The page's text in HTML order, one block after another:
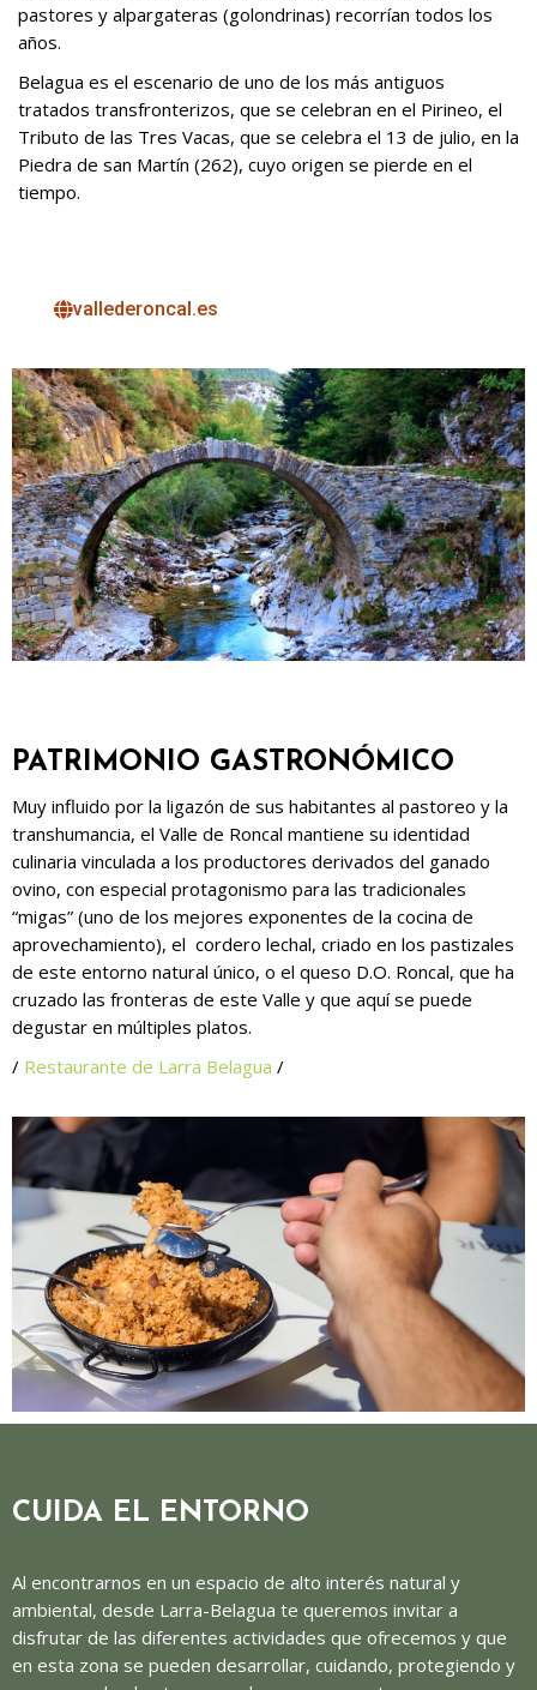
pastores y alpargateras (golondrinas) recorrían todos los
años.
Belagua es el escenario de uno de los más antiguos
tratados transfronterizos, que se celebran en el Pirineo, el
Tributo de las Tres Vacas, que se celebra el 13 de julio, en la
Piedra de san Martín (262), cuyo origen se pierde en el
tiempo.
vallederoncal.es
PATRIMONIO GASTRONÓMICO
Muy influido por la ligazón de sus habitantes al pastoreo y la
transhumancia, el Valle de Roncal mantiene su identidad
culinaria vinculada a los productores derivados del ganado
ovino, con especial protagonismo para las tradicionales
“migas” (uno de los mejores exponentes de la cocina de
aprovechamiento), el cordero lechal, criado en los pastizales
de este entorno natural único, o el queso D.O. Roncal, que ha
cruzado las fronteras de este Valle y que aquí se puede
degustar en múltiples platos.
/ Restaurante de Larra Belagua /
CUIDA EL ENTORNO
Al encontrarnos en un espacio de alto interés natural y
ambiental, desde Larra-Belagua te queremos invitar a
disfrutar de las diferentes actividades que ofrecemos y que
en esta zona se pueden desarrollar, cuidando, protegiendo y